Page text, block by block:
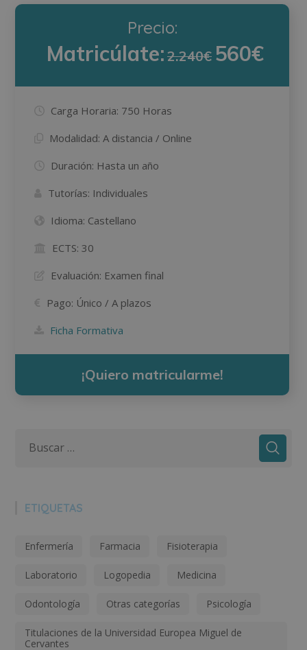
Precio:
Matricúlate:2.240€ 560€
Carga Horaria: 750 Horas
Modalidad: A distancia / Online
Duración: Hasta un año
Tutorías: Individuales
Idioma: Castellano
ECTS: 30
Evaluación: Examen final
Pago: Único / A plazos
Ficha Formativa
¡Quiero matricularme!
ETIQUETAS
Enfermería Farmacia Fisioterapia
Laboratorio Logopedia Medicina
Odontología Otras categorías Psicología
Titulaciones de la Universidad Europea Miguel de
Cervantes